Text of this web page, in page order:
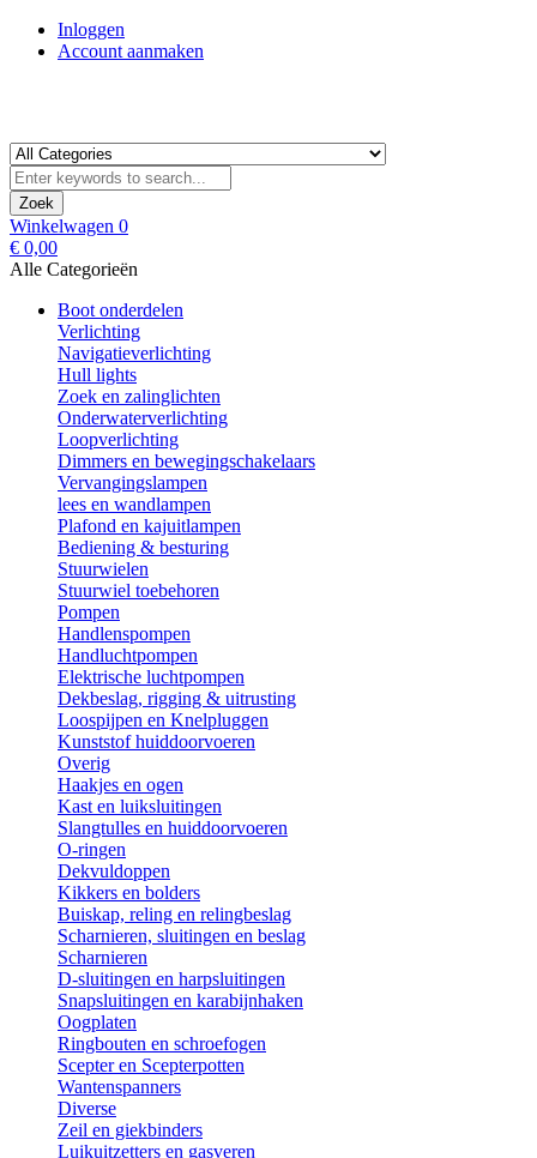
Inloggen
Account aanmaken
Zoek
Winkelwagen 0
€ 0,00
Alle Categorieën
Boot onderdelen
Verlichting
Navigatieverlichting
Hull lights
Zoek en zalinglichten
Onderwaterverlichting
Loopverlichting
Dimmers en bewegingschakelaars
Vervangingslampen
lees en wandlampen
Plafond en kajuitlampen
Bediening & besturing
Stuurwielen
Stuurwiel toebehoren
Pompen
Handlenspompen
Handluchtpompen
Elektrische luchtpompen
Dekbeslag, rigging & uitrusting
Loospijpen en Knelpluggen
Kunststof huiddoorvoeren
Overig
Haakjes en ogen
Kast en luiksluitingen
Slangtulles en huiddoorvoeren
O-ringen
Dekvuldoppen
Kikkers en bolders
Buiskap, reling en relingbeslag
Scharnieren, sluitingen en beslag
Scharnieren
D-sluitingen en harpsluitingen
Snapsluitingen en karabijnhaken
Oogplaten
Ringbouten en schroefogen
Scepter en Scepterpotten
Wantenspanners
Diverse
Zeil en giekbinders
Luikuitzetters en gasveren